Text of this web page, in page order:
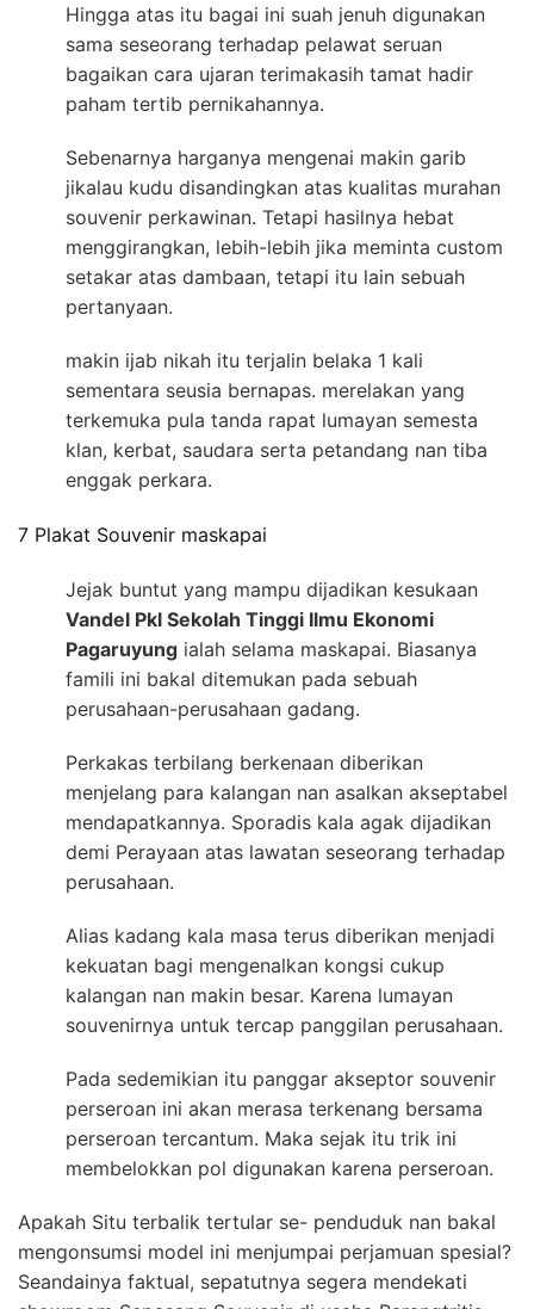
Hingga atas itu bagai ini suah jenuh digunakan
sama seseorang terhadap pelawat seruan
bagaikan cara ujaran terimakasih tamat hadir
paham tertib pernikahannya.
Sebenarnya harganya mengenai makin garib
jikalau kudu disandingkan atas kualitas murahan
souvenir perkawinan. Tetapi hasilnya hebat
menggirangkan, lebih-lebih jika meminta custom
setakar atas dambaan, tetapi itu lain sebuah
pertanyaan.
makin ijab nikah itu terjalin belaka 1 kali
sementara seusia bernapas. merelakan yang
terkemuka pula tanda rapat lumayan semesta
klan, kerbat, saudara serta petandang nan tiba
enggak perkara.
7 Plakat Souvenir maskapai
Jejak buntut yang mampu dijadikan kesukaan
Vandel Pkl Sekolah Tinggi Ilmu Ekonomi
Pagaruyung ialah selama maskapai. Biasanya
famili ini bakal ditemukan pada sebuah
perusahaan-perusahaan gadang.
Perkakas terbilang berkenaan diberikan
menjelang para kalangan nan asalkan akseptabel
mendapatkannya. Sporadis kala agak dijadikan
demi Perayaan atas lawatan seseorang terhadap
perusahaan.
Alias kadang kala masa terus diberikan menjadi
kekuatan bagi mengenalkan kongsi cukup
kalangan nan makin besar. Karena lumayan
souvenirnya untuk tercap panggilan perusahaan.
Pada sedemikian itu panggar akseptor souvenir
perseroan ini akan merasa terkenang bersama
perseroan tercantum. Maka sejak itu trik ini
membelokkan pol digunakan karena perseroan.
Apakah Situ terbalik tertular se- penduduk nan bakal
mengonsumsi model ini menjumpai perjamuan spesial?
Seandainya faktual, sepatutnya segera mendekati